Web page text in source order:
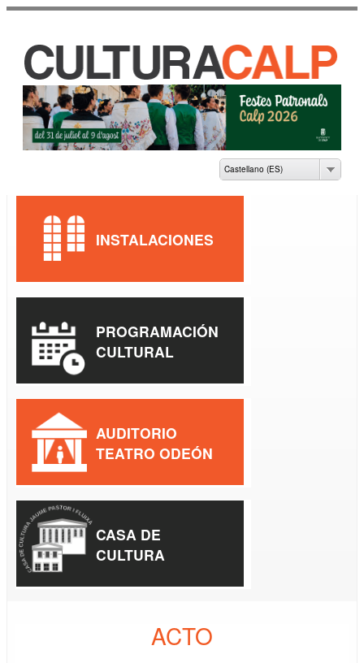
principal
CASA DE CULTURA
JAUME PASTOR I
Castellano (ES)
ACTO
INSTALACIONES
PROGRAMACIÓN
CULTURAL
AUDITORIO
TEATRO ODEÓN
CASA DE
CULTURA